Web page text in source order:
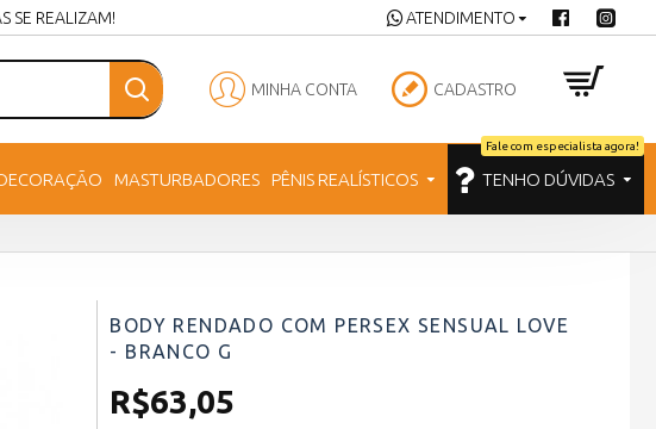
SE REALIZAM! ATENDIMENTO
MINHA CONTA CADASTRO
MASTURBADORES PÊNIS REALÍSTICOS TENHO DÚVIDAS
Fale com especialista agora!
BODY RENDADO COM PERSEX SENSUAL LOVE
- BRANCO G
R$63,05